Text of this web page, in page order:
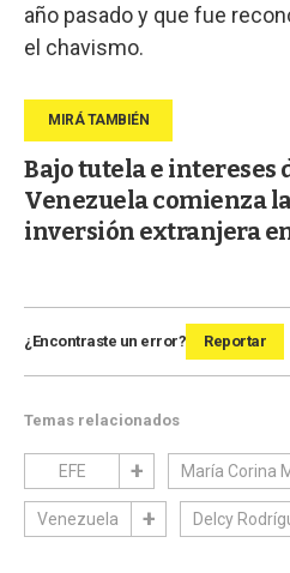
año pasado y que fue
el chavismo.
Bajo tutela e intereses
Venezuela comienza
inversión extranjera
¿Encontraste un error? Reportar
Temas relacionados
EFE María Corina
Venezuela Delcy